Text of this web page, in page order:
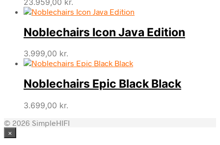
Noblechairs Icon Java Edition
3.999,00 kr.
Noblechairs Epic Black Black
3.699,00 kr.
© 2026 SimpleHIFI
×